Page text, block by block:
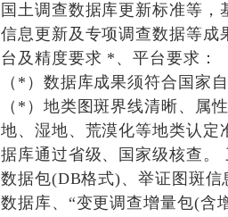
国土调查数据库更新标准等
信息更新及专项调查数据等
台及精度要求 *、平台要求：
（*）数据库成果须符合国家
（*）地类图斑界线清晰、属
地、湿地、荒漠化等地类认
据库通过省级、国家级核查
数据包(DB格式)、举证图斑
数据库、“变更调查增量包(含